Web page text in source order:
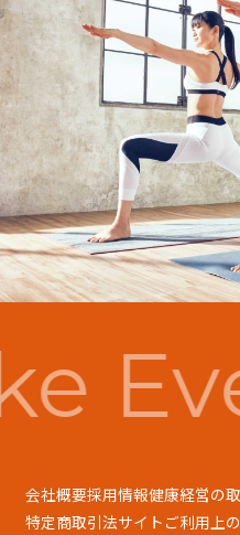
会社概要採用情報健康経営の
特定商取引法サイトご利用上